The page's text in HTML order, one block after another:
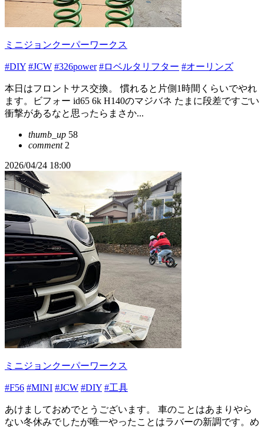
ミニジョンクーパーワークス
#DIY #JCW #326power #ロベルタリフター #オーリンズ
本日はフロントサス交換。 慣れると片側1時間くらいでやれ
ます。ビフォー id65 6k H140のマジバネ たまに段差ですごい
衝撃があるなと思ったらまさか...
thumb_up 58
comment2
2026/04/24 18:00
ミニジョンクーパーワークス
#F56 #MINI #JCW #DIY #工具
あけましておめでとうございます。 車のことはあまりやら
ない冬休みでしたが唯一やったことはラバーの新調です。め